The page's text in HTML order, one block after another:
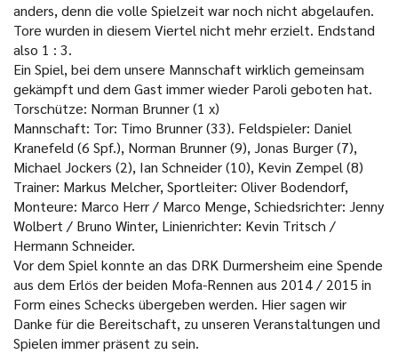
anders, denn die volle Spielzeit war noch nicht abgelaufen.
Tore wurden in diesem Viertel nicht mehr erzielt. Endstand
also 1 : 3.
Ein Spiel, bei dem unsere Mannschaft wirklich gemeinsam
gekämpft und dem Gast immer wieder Paroli geboten hat.
Torschütze: Norman Brunner (1 x)
Mannschaft: Tor: Timo Brunner (33). Feldspieler: Daniel
Kranefeld (6 Spf.), Norman Brunner (9), Jonas Burger (7),
Michael Jockers (2), Ian Schneider (10), Kevin Zempel (8)
Trainer: Markus Melcher, Sportleiter: Oliver Bodendorf,
Monteure: Marco Herr / Marco Menge, Schiedsrichter: Jenny
Wolbert / Bruno Winter, Linienrichter: Kevin Tritsch /
Hermann Schneider.
Vor dem Spiel konnte an das DRK Durmersheim eine Spende
aus dem Erlös der beiden Mofa-Rennen aus 2014 / 2015 in
Form eines Schecks übergeben werden. Hier sagen wir
Danke für die Bereitschaft, zu unseren Veranstaltungen und
Spielen immer präsent zu sein.